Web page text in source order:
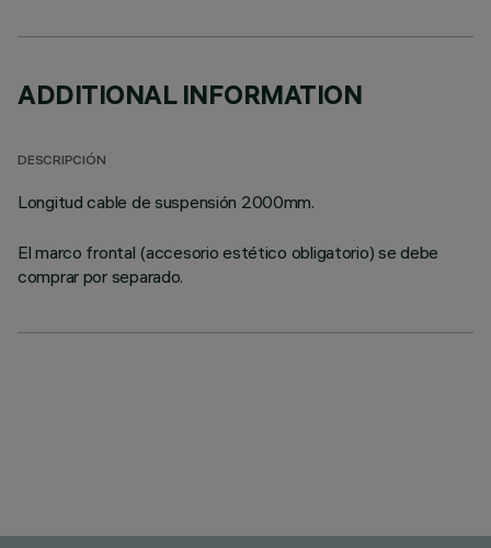
ADDITIONAL INFORMATION
DESCRIPCIÓN
Longitud cable de suspensión 2000mm.
El marco frontal (accesorio estético obligatorio) se debe
comprar por separado.